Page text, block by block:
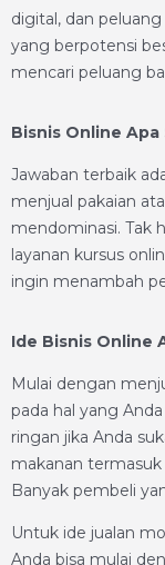
digital, dan peluang
yang berpotensi
mencari peluang
Bisnis Online
Jawaban terbaik
menjual pakaian
mendominasi. Tak
layanan kursus
ingin menambah
Ide Bisnis Online
Mulai dengan
pada hal yang
ringan jika Anda
makanan
Banyak pembeli
Untuk ide jualan
Anda bisa mulai